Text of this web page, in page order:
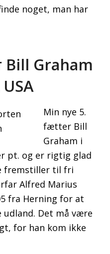
noget, man har
Graham
Min nye 5.
fætter Bill
Graham i
pt. og er rigtig glad
fremstiller til fri
Alfred Marius
fra Herning for at
udland. Det må være
for han kom ikke